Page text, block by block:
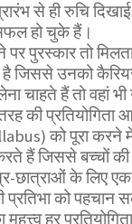
से ही रुचि
हो चुके हैं।
पुरस्कार तो
है जिससे उनको
चाहते हैं तो वहां
तरह की
को पूरा
हैं जिससे बच्चों
छात्राओं के लिए
प्रतिभा को पहचान
हर